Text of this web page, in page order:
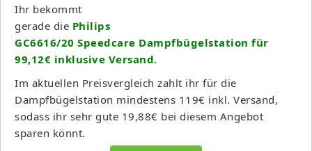
Ihr bekommt
gerade die Philips
GC6616/20 Speedcare Dampfbügelstation für
99,12€ inklusive Versand.
Im aktuellen Preisvergleich zahlt ihr für die
Dampfbügelstation mindestens 119€ inkl. Versand,
sodass ihr sehr gute 19,88€ bei diesem Angebot
sparen könnt.